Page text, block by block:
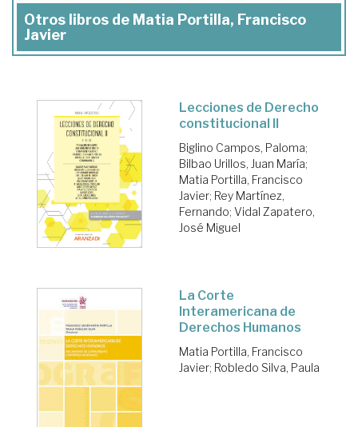
Otros libros de Matia Portilla, Francisco
Javier
Lecciones de Derecho
constitucional II
Biglino Campos, Paloma;
Bilbao Urillos, Juan María;
Matia Portilla, Francisco
Javier; Rey Martínez,
Fernando; Vidal Zapatero,
José Miguel
La Corte
Interamericana de
Derechos Humanos
Matia Portilla, Francisco
Javier; Robledo Silva, Paula